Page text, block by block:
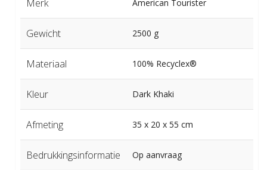
Merk American Tourister
Gewicht 2500 g
Materiaal 100% Recyclex®
Kleur Dark Khaki
Afmeting 35 x 20 x 55 cm
Bedrukkingsinformatie Op aanvraag